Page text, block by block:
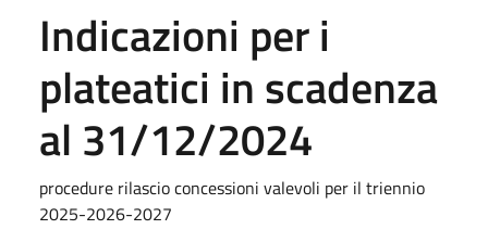
Indicazioni per i
plateatici in scadenza
al 31/12/2024
procedure rilascio concessioni valevoli per il triennio
2025-2026-2027